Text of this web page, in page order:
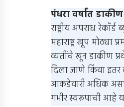
पंधरा वर्षांत
राष्ट्रीय अपराध
महाराष्ट्र खूप
व्यतींचे खून डाकीण
दिला जाणे किंवा
आकडेवारी अधिक
गंभीर स्वरूपाची आहे